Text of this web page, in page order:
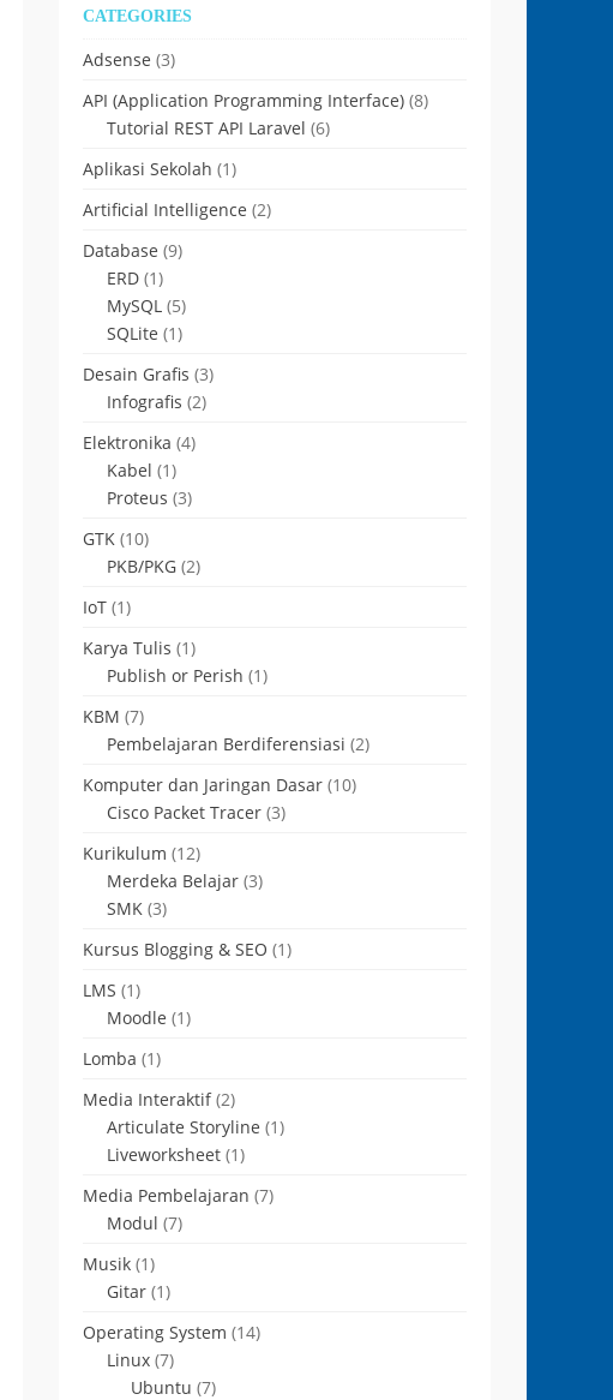
CATEGORIES
Adsense (3)
API (Application Programming Interface) (8)
Tutorial REST API Laravel (6)
Aplikasi Sekolah (1)
Artificial Intelligence (2)
Database (9)
ERD (1)
MySQL (5)
SQLite (1)
Desain Grafis (3)
Infografis (2)
Elektronika (4)
Kabel (1)
Proteus (3)
GTK (10)
PKB/PKG (2)
IoT (1)
Karya Tulis (1)
Publish or Perish (1)
KBM (7)
Pembelajaran Berdiferensiasi (2)
Komputer dan Jaringan Dasar (10)
Cisco Packet Tracer (3)
Kurikulum (12)
Merdeka Belajar (3)
SMK (3)
Kursus Blogging & SEO (1)
LMS (1)
Moodle (1)
Lomba (1)
Media Interaktif(2)
Articulate Storyline (1)
Liveworksheet (1)
Media Pembelajaran (7)
Modul (7)
Musik (1)
Gitar (1)
Operating System (14)
Linux (7)
Ubuntu (7)